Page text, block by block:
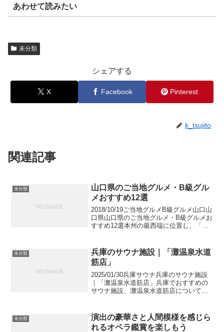
あわせて読みたい
未分類
シェアする
X Facebook Pinterest
k_tsujito
関連記事
未分類
山口県のご当地グルメ・B級グル
メおすすめ12選
2018/10/19ご当地グルメB級グルメ山口山
口県山口県のご当地グルメ・B級グルメお
すすめ12選本州の最西端に位置し、「角
ルメ・B級グルメを12選に絞ってご紹介
します...
未分類
兵庫のサウナ施設｜「灘温泉水道
筋店」
2025/01/30兵庫サウナ兵庫のサウナ施設
｜「灘温泉水道筋店」兵庫でおすすめの
サウナ施設、灘温泉水道筋店についての
チェックしていってください。
manumi364vi...
未分類
演出の豪華さと人間模様を感じら
れるオペラ鑑賞を楽しもう